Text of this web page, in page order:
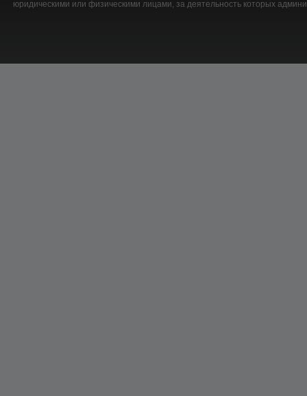
юридическими или физическими лицами, за деятельность которых